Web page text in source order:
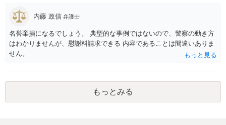
内藤 政信 弁護士
名誉棄損になるでしょう。 典型的な事例ではないので、警察の動き方
はわかりませんが、慰謝料請求できる 内容であることは間違いありま
せん。
もっとみる